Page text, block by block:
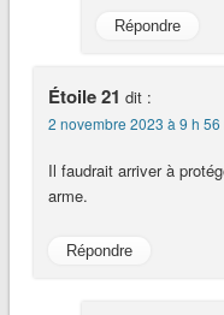
Répondre
Étoile 21 dit :
2 novembre 2023 à 9 h 56
Il faudrait arriver à
arme.
Répondre